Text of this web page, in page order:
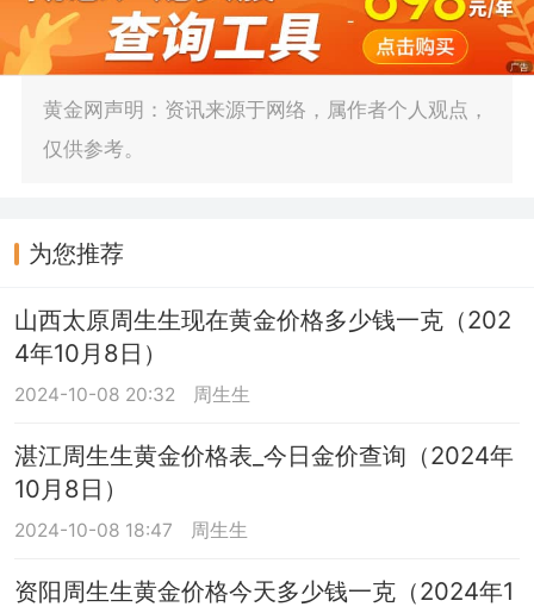
黄金网声明：资讯来源于网络，属作者个人观点，
仅供参考。
为您推荐
山西太原周生生现在黄金价格多少钱一克（202
4年10月8日）
2024-10-08 20:32 周生生
湛江周生生黄金价格表_今日金价查询（2024年
10月8日）
2024-10-08 18:47 周生生
资阳周生生黄金价格今天多少钱一克（2024年1